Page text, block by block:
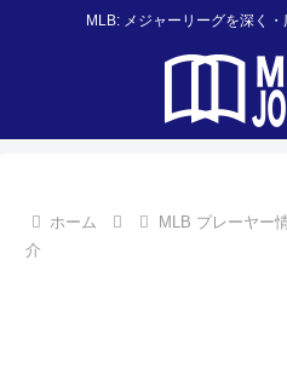
MLB: メジャーリーグを深く
ホーム MLB プレーヤー
介